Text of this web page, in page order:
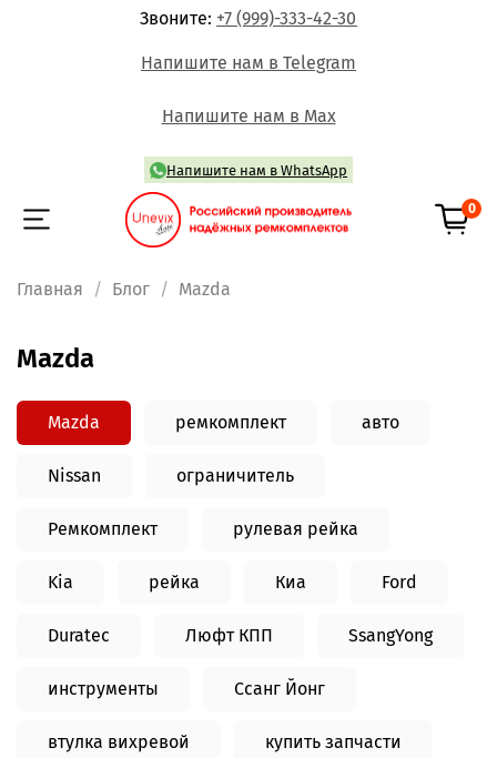
Звоните: +7 (999)-333-42-30
Напишите нам в Telegram
Напишите нам в Max
Напишите нам в WhatsApp
0
Главная Блог Mazda
Mazda
Mazda ремкомплект авто
Nissan ограничитель
Ремкомплект рулевая рейка
Kia рейка Киа Ford
Duratec Люфт КПП SsangYong
инструменты Ссанг Йонг
втулка вихревой купить запчасти